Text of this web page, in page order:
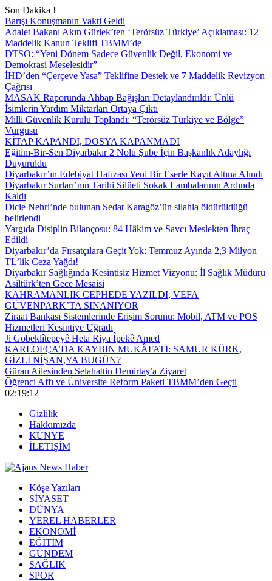
Son Dakika !
Barışı Konuşmanın Vakti Geldi
Adalet Bakanı Akın Gürlek’ten ‘Terörsüz Türkiye’ Açıklaması: 12
Maddelik Kanun Teklifi TBMM’de
DTSO: “Yeni Dönem Sadece Güvenlik Değil, Ekonomi ve
Demokrasi Meselesidir”
İHD’den “Çerçeve Yasa” Teklifine Destek ve 7 Maddelik Revizyon
Çağrısı
MASAK Raporunda Ahbap Bağışları Detaylandırıldı: Ünlü
İsimlerin Yardım Miktarları Ortaya Çıktı
Milli Güvenlik Kurulu Toplandı: “Terörsüz Türkiye ve Bölge”
Vurgusu
KİTAP KAPANDI, DOSYA KAPANMADI
Eğitim-Bir-Sen Diyarbakır 2 Nolu Şube İçin Başkanlık Adaylığı
Duyuruldu
Diyarbakır’ın Edebiyat Hafızası Yeni Bir Eserle Kayıt Altına Alındı
Diyarbakır Surları’nın Tarihi Silüeti Sokak Lambalarının Ardında
Kaldı
Dicle Nehri’nde bulunan Sedat Karagöz’ün silahla öldürüldüğü
belirlendi
Yargıda Disiplin Bilançosu: 84 Hâkim ve Savcı Meslekten İhraç
Edildi
Diyarbakır’da Fırsatçılara Geçit Yok: Temmuz Ayında 2,3 Milyon
TL’lik Ceza Yağdı!
Diyarbakır Sağlığında Kesintisiz Hizmet Vizyonu: İl Sağlık Müdürü
Asiltürk’ten Gece Mesaisi
KAHRAMANLIK CEPHEDE YAZILDI, VEFA
GÜVENPARK’TA SINANIYOR
Ziraat Bankası Sistemlerinde Erişim Sorunu: Mobil, ATM ve POS
Hizmetleri Kesintiye Uğradı
Ji Gobeklîtepeyê Heta Riya Îpekê Amed
KARLOFÇA’DA KAYBIN MÜKÂFATI: SAMUR KÜRK,
GİZLİ NİŞAN,YA BUGÜN?
Güran Ailesinden Selahattin Demirtaş’a Ziyaret
Öğrenci Affı ve Üniversite Reform Paketi TBMM’den Geçti
02:19:12
Gizlilik
Hakkımızda
KÜNYE
İLETİŞİM
Köşe Yazıları
SİYASET
DÜNYA
YEREL HABERLER
EKONOMİ
EĞİTİM
GÜNDEM
SAĞLIK
SPOR